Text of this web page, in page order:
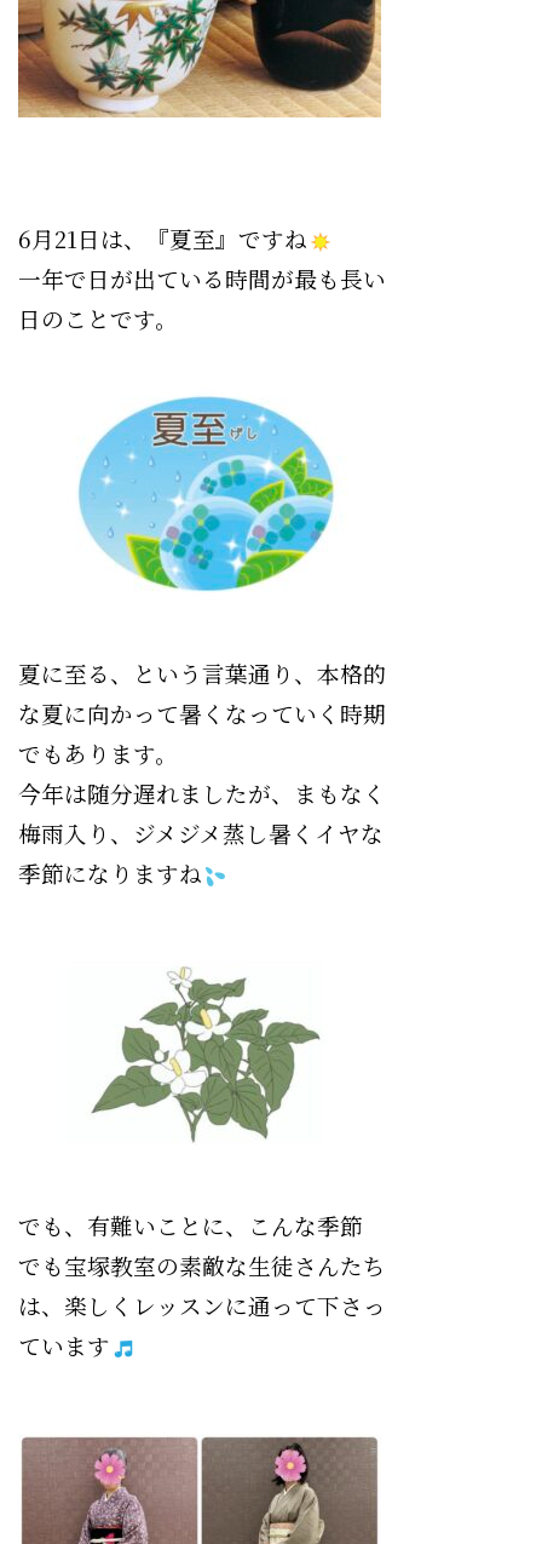
6月21日は、『夏至』ですね
一年で日が出ている時間が最も長い
日のことです。
夏に至る、という言葉通り、本格的
な夏に向かって暑くなっていく時期
でもあります。
今年は随分遅れましたが、まもなく
梅雨入り、ジメジメ蒸し暑くイヤな
季節になりますね
でも、有難いことに、こんな季節
でも宝塚教室の素敵な生徒さんたち
は、楽しくレッスンに通って下さっ
ています